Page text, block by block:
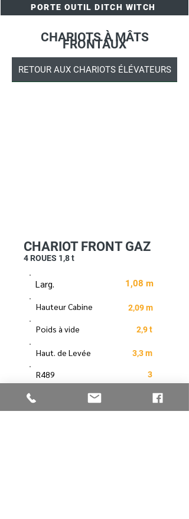
PORTE OUTIL DITCH WITCH
CHARIOTS À MÂTS
FRONTAUX
RETOUR AUX CHARIOTS ÉLÉVATEURS
CHARIOT FRONT GAZ
4 ROUES 1,8 t
Larg. 1,08 m
Hauteur Cabine 2,09 m
Poids à vide 2,9 t
Haut. de Levée 3,3 m
R489 3